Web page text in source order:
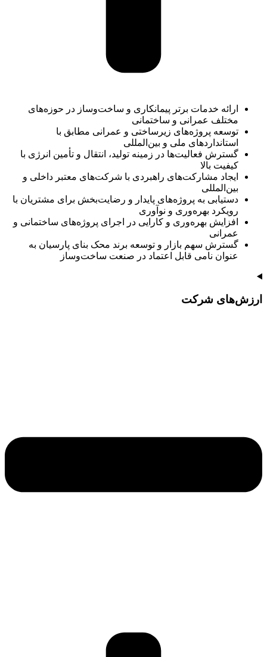
ارائه خدمات برتر پیمانکاری و ساخت‌وساز در حوزه‌های
مختلف عمرانی و ساختمانی
توسعه پروژه‌های زیرساختی و عمرانی مطابق با
استانداردهای ملی و بین‌المللی
گسترش فعالیت‌ها در زمینه تولید، انتقال و تأمین انرژی با
کیفیت بالا
ایجاد مشارکت‌های راهبردی با شرکت‌های معتبر داخلی و
بین‌المللی
دستیابی به پروژه‌های پایدار و رضایت‌بخش برای مشتریان با
رویکرد بهره‌وری و نوآوری
افزایش بهره‌وری و کارایی در اجرای پروژه‌های ساختمانی و
عمرانی
گسترش سهم بازار و توسعه برند محک بنای پارسیان به
عنوان نامی قابل اعتماد در صنعت ساخت‌وساز
ارزش‌های شرکت